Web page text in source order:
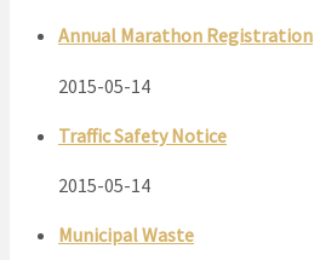
Annual Marathon Registration
2015-05-14
Traffic Safety Notice
2015-05-14
Municipal Waste